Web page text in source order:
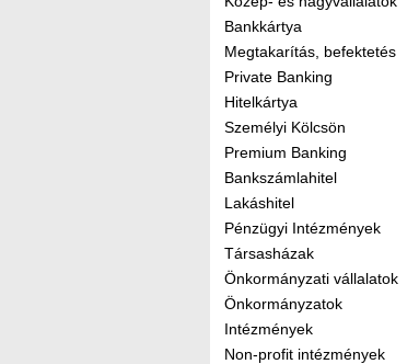
Bankkártya
Megtakarítás, befektetés
Private Banking
Hitelkártya
Személyi Kölcsön
Premium Banking
Bankszámlahitel
Lakáshitel
Pénzügyi Intézmények
Társasházak
Önkormányzati vállalatok
Önkormányzatok
Intézmények
Non-profit intézmények